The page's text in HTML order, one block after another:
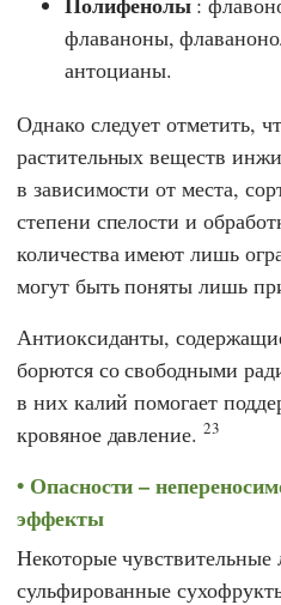
флаваноны,
антоцианы.
Однако следует отметить,
растительных веществ
в зависимости от места,
степени спелости и
количества имеют лишь
могут быть поняты лишь
Антиоксиданты,
борются со свободными
в них калий помогает
кровяное давление. 23
Опасности –
эффекты
Некоторые
сульфированные